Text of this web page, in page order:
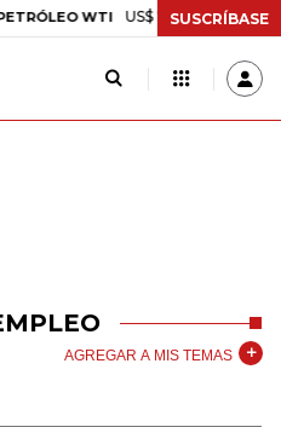
WTI US$ 75,09 -US$ 0,24 -
SUSCRÍBASE
AGREGAR A MIS TEMAS